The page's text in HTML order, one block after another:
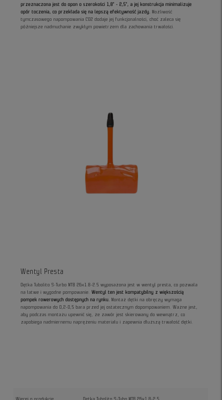
przeznaczona jest do opon o szerokości 1,8" - 2,5", a jej konstrukcja minimalizuje
opór toczenia, co przekłada się na lepszą efektywność jazdy.
Możliwość
tymczasowego napompowania CO2 dodaje jej funkcjonalności, choć zaleca się
późniejsze nadmuchanie zwykłym powietrzem dla zachowania trwałości.
Wentyl Presta
Dętka Tubolito S-Turbo MTB 26x1.8-2.5 wyposażona jest w wentyl presta, co pozwala
na łatwe i wygodne pompowanie.Wentyl ten jest kompatybilny z większością
pompek rowerowych dostępnych na rynku.
Montaż dętki na obręczy wymaga
napompowania do 0,2-0,5 bara przed jej ostatecznym dopompowaniem. Ważne jest,
aby podczas montażu upewnić się, że zawór jest skierowany do wewnątrz, co
zapobiega nadmiernemu naprężeniu materiału i zapewnia dłuższą trwałość dętki.
Więcej o produkcie Dętka Tubolito S-Tubo MTB 26x1.8-2.5